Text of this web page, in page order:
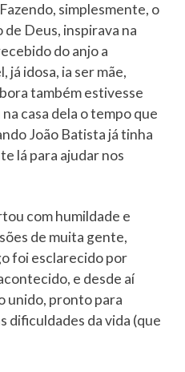
simplesmente, o
Deus, inspirava na
do anjo a
já idosa, ia ser mãe,
também estivesse
casa dela o tempo que
João Batista já tinha
lá para ajudar nos
com humildade e
de muita gente,
foi esclarecido por
e desde aí
unido, pronto para
dificuldades da vida (que